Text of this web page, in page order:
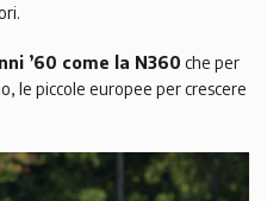
’60 come la N360 che per
le piccole europee per crescere